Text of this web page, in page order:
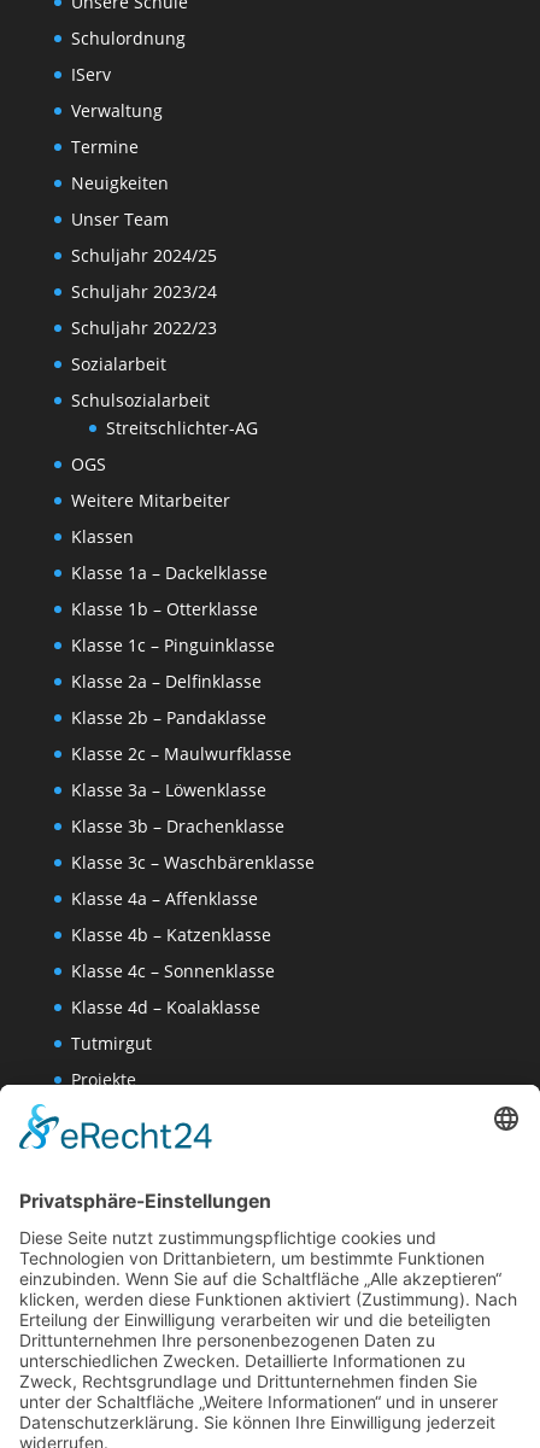
Schulordnung
IServ
Verwaltung
Termine
Neuigkeiten
Unser Team
Schuljahr 2024/25
Schuljahr 2023/24
Schuljahr 2022/23
Sozialarbeit
Schulsozialarbeit
Streitschlichter-AG
OGS
Weitere Mitarbeiter
Klassen
Klasse 1a – Dackelklasse
Klasse 1b – Otterklasse
Klasse 1c – Pinguinklasse
Klasse 2a – Delfinklasse
Klasse 2b – Pandaklasse
Klasse 2c – Maulwurfklasse
Klasse 3a – Löwenklasse
Klasse 3b – Drachenklasse
Klasse 3c – Waschbärenklasse
Klasse 4a – Affenklasse
Klasse 4b – Katzenklasse
Klasse 4c – Sonnenklasse
Klasse 4d – Koalaklasse
Tutmirgut
Projekte
Wissenschaften-AG
Datenschutzerklärung
Website Administration